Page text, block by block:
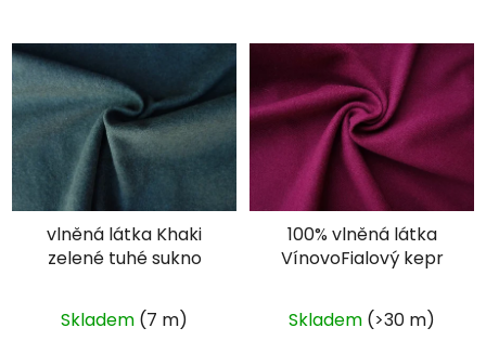
vlněná látka Khaki
zelené tuhé sukno
Skladem (7 m)
100% vlněná látka
VínovoFialový kepr
Skladem (>30 m)